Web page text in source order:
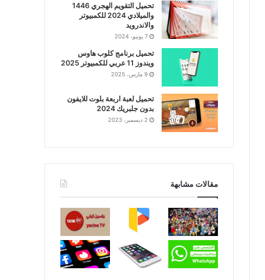
تحميل التقويم الهجري 1446
والميلادي 2024 للكمبيوتر
والاندرويد
7 يونيو، 2024
تحميل برنامج كلوب هاوس
ويندوز 11 عربي للكمبيوتر 2025
9 مارس، 2025
تحميل لعبة اربعة بلوت للايفون
بدون جلبريك 2024
2 ديسمبر، 2023
مقالات مشابهة